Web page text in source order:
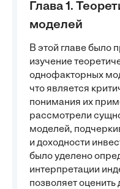
Глава 1.
моделей
В этой главе было
изучение
однофакторных
что является
понимания их
рассмотрели
моделей,
и доходности
было уделено
интерпретации
позволяет